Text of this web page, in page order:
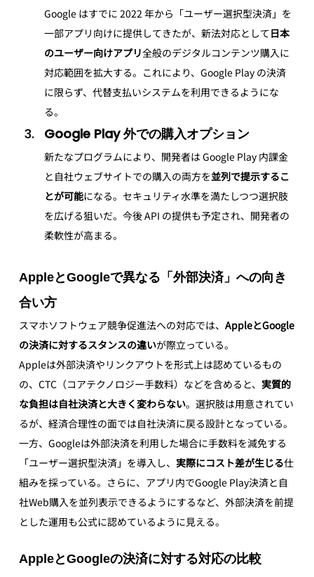
Google はすでに 2022 年から「ユーザー選択型決済」を
一部アプリ向けに提供してきたが、新法対応として日本
のユーザー向けアプリ全般のデジタルコンテンツ購入に
対応範囲を拡大する。これにより、Google Play の決済
に限らず、代替支払いシステムを利用できるようにな
る。
Google Play 外での購入オプション
新たなプログラムにより、開発者は Google Play 内課金
と自社ウェブサイトでの購入の両方を並列で提示するこ
とが可能になる。セキュリティ水準を満たしつつ選択肢
を広げる狙いだ。今後 API の提供も予定され、開発者の
柔軟性が高まる。
AppleとGoogleで異なる「外部決済」への向き
合い方
スマホソフトウェア競争促進法への対応では、 AppleとGoogle
の決済に対するスタンスの違いが際立っている。
Appleは外部決済やリンクアウトを形式上は認めているもの
の、CTC（コアテクノロジー手数料）などを含めると、 実質的
な負担は自社決済と大きく変わらない。選択肢は用意されてい
るが、経済合理性の面では自社決済に戻る設計となっている。
一方、Googleは外部決済を利用した場合に手数料を減免する
「ユーザー選択型決済」を導入し、 実際にコスト差が生じる仕
組みを採っている。さらに、アプリ内でGoogle Play決済と自
社Web購入を並列表示できるようにするなど、外部決済を前提
とした運用も公式に認めているように見える。
AppleとGoogleの決済に対する対応の比較